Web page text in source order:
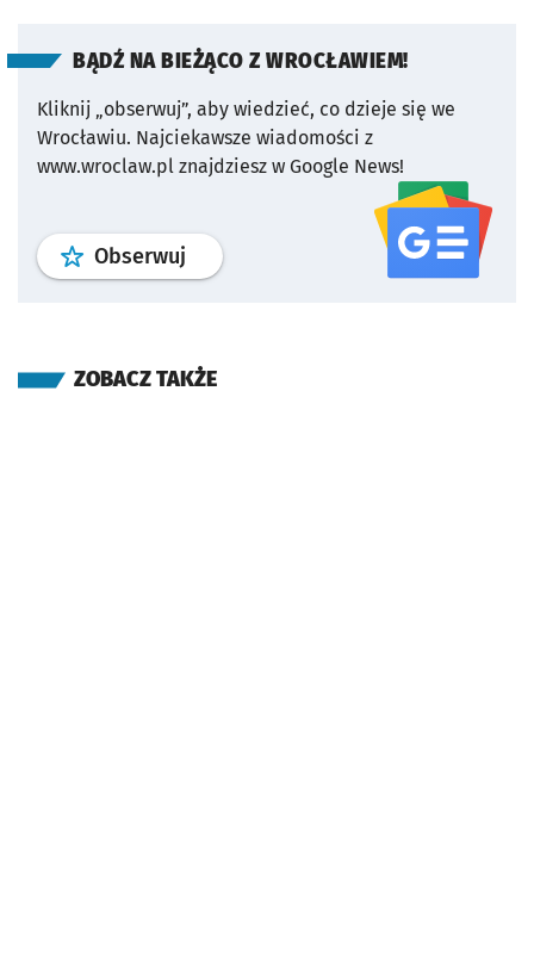
BĄDŹ NA BIEŻĄCO Z WROCŁAWIEM!
Kliknij „obserwuj”, aby wiedzieć, co dzieje się we
Wrocławiu. Najciekawsze wiadomości z
www.wroclaw.pl znajdziesz w Google News!
Obserwuj profil serwisu
ZOBACZ TAKŻE